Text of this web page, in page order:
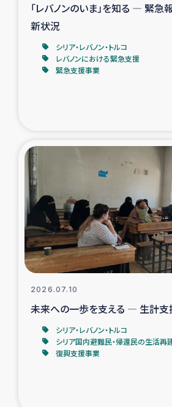
「レバノンのいま」を知る ― 緊
新状況
シリア・レバノン・トルコ
レバノンにおける緊急支援
緊急支援事業
2026.07.10
未来への一歩を支える ― 生計支
シリア・レバノン・トルコ
シリア国内避難民・帰還民の生活再
復興支援事業